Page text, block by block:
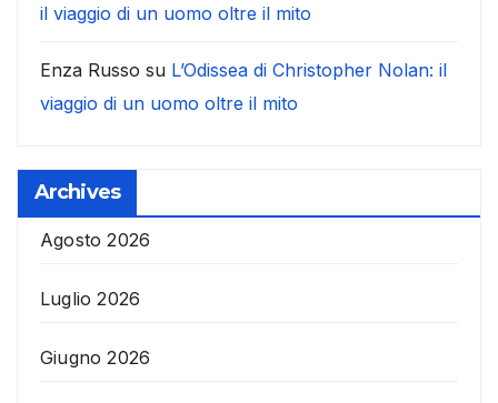
il viaggio di un uomo oltre il mito
Enza Russo su L’Odissea di Christopher Nolan: il
viaggio di un uomo oltre il mito
Archives
Agosto 2026
Luglio 2026
Giugno 2026